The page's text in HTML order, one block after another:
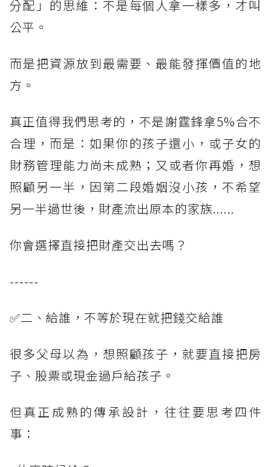
分配」的思維：不是每個人拿一樣多，才叫
公平。
而是把資源放到最需要、最能發揮價值的地
方。
真正值得我們思考的，不是謝霆鋒拿5%合不
合理，而是：如果你的孩子還小，或子女的
財務管理能力尚未成熟；又或者你再婚，想
照顧另一半，因第二段婚姻沒小孩，不希望
另一半過世後，財產流出原本的家族......
你會選擇直接把財產交出去嗎？
------
✅二、給誰，不等於現在就把錢交給誰
很多父母以為，想照顧孩子，就要直接把房
子、股票或現金過戶給孩子。
但真正成熟的傳承設計，往往要思考四件
事：